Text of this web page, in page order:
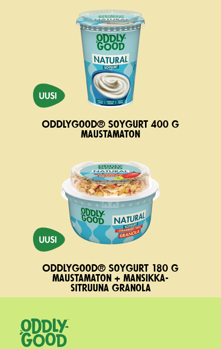
Oddlygood® Soygurt 400 g
maustamaton
Oddlygood® Soygurt 180 g
maustamaton + mansikka-
sitruuna granola